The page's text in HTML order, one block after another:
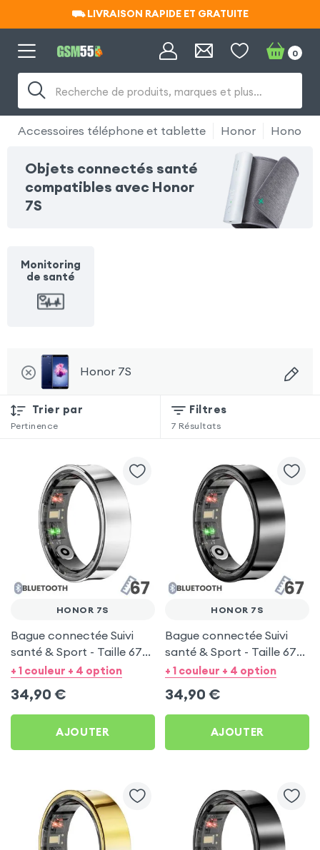
⛟ LIVRAISON RAPIDE ET GRATUITE
⛟ LIVRAISON RAPIDE ET GRATUITE
Recherche de produits, marques et plus…
0
Accessoires téléphone et tablette Honor Honor
Objets connectés santé
compatibles avec Honor
7S
Monitoring
de santé
Honor 7S
Trier par
Pertinence
Filtres
7 Résultats
HONOR 7S
Bague connectée Suivi
santé & Sport - Taille 67
Argent
+ 1 couleur + 4 option
34,90 €
AJOUTER
HONOR 7S
Bague connectée Suivi
santé & Sport - Taille 67
Noir
+ 1 couleur + 4 option
34,90 €
AJOUTER